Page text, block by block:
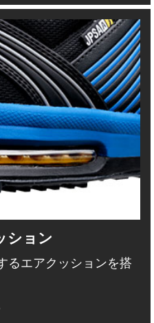
ション
るエアクッションを搭